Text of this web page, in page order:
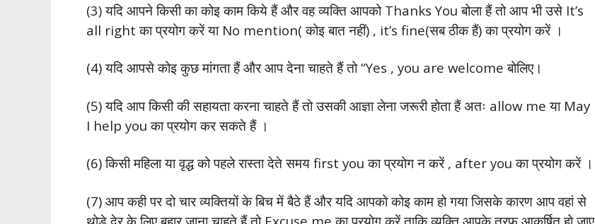
(3) यदि आपने किसी का कोइ काम किये हैं और वह व्यक्ति आपको Thanks You बोला हैं तो आप भी उसे It’s
all right का प्रयोग करें या No mention( कोइ बात नहीं) , it’s fine(सब ठीक हैं) का प्रयोग करें ।
(4) यदि आपसे कोइ कुछ मांगता हैं और आप देना चाहते हैं तो “Yes , you are welcome बोलिए।
(5) यदि आप किसी की सहायता करना चाहते हैं तो उसकी आज्ञा लेना जरूरी होता हैं अतः allow me या May
I help you का प्रयोग कर सकते हैं ।
(6) किसी महिला या वृद्ध को पहले रास्ता देते समय first you का प्रयोग न करें , after you का प्रयोग करें ।
(7) आप कही पर दो चार व्यक्तियों के बिच में बैठे हैं और यदि आपको कोइ काम हो गया जिसके कारण आप वहां से